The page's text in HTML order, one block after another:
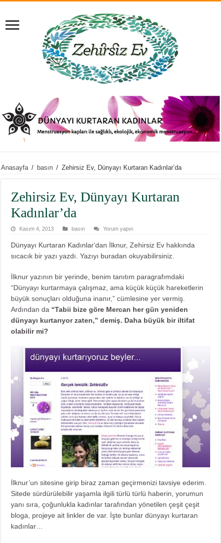
Anasayfa / basın / Zehirsiz Ev, Dünyayı Kurtaran Kadınlar’da
Zehirsiz Ev, Dünyayı Kurtaran
Kadınlar’da
Kasım 4, 2013 basın Yorum yapın
Dünyayı Kurtaran Kadınlar‘dan İlknur, Zehirsiz Ev hakkında
sıcacık bir yazı yazdı. Yazıyı buradan okuyabilirsiniz.
İlknur yazının bir yerinde, benim tanıtım paragrafımdaki
“Dünyayı kurtarmaya çalışmaz, ama küçük küçük hareketlerin
büyük sonuçları olduğuna inanır,” cümlesine yer vermiş.
Ardından da “Tabii bize göre Mercan her gün yeniden
dünyayı kurtarıyor zaten,” demiş. Daha büyük bir iltifat
olabilir mi?
İlknur’un sitesine girip biraz zaman geçirmenizi tavsiye ederim.
Sitede sürdürülebilir yaşamla ilgili türlü türlü haberin, yorumun
yanı sıra, çoğunlukla kadınlar tarafından yönetilen çeşit çeşit
bloga, projeye ait linkler de var. İşte bunlar dünyayı kurtaran
kadınlar…